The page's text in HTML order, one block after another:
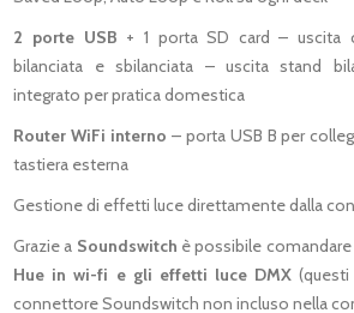
2 porte USB + 1 porta SD card – uscita
bilanciata e sbilanciata – uscita stand
integrato per pratica domestica
Router WiFi interno – porta USB B per
tastiera esterna
Gestione di effetti luce direttamente dalla
Grazie a Soundswitch è possibile
Hue in wi-fi e gli effetti luce DMX
connettore Soundswitch non incluso nella